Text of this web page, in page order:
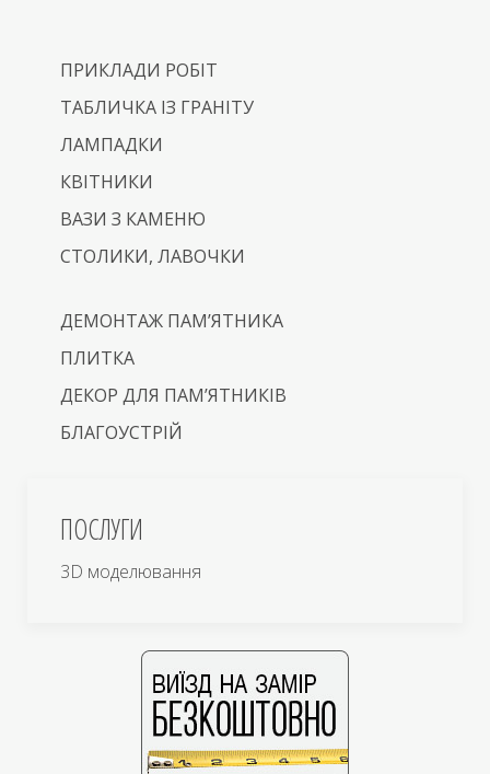
ПРИКЛАДИ РОБІТ
ТАБЛИЧКА ІЗ ГРАНІТУ
ЛАМПАДКИ
КВІТНИКИ
ВАЗИ З КАМЕНЮ
СТОЛИКИ, ЛАВОЧКИ
ДЕМОНТАЖ ПАМ’ЯТНИКА
ПЛИТКА
ДЕКОР ДЛЯ ПАМ’ЯТНИКІВ
БЛАГОУСТРІЙ
ПОСЛУГИ
3D моделювання